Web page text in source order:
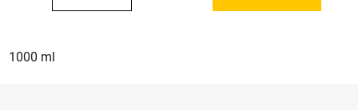
1000 ml